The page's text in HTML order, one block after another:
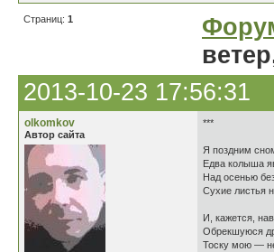
Страниц: 1
2013-10-23 17:56:31
olkomkov
Автор сайта
***
Я поздним
Едва колыша
Над осенью
Сухие листья
И, кажется,
Обрекшуюся
Тоску мою —